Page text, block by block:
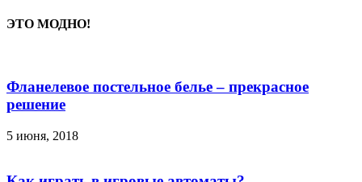
ЭТО МОДНО!
Фланелевое постельное белье – прекрасное
решение
5 июня, 2018